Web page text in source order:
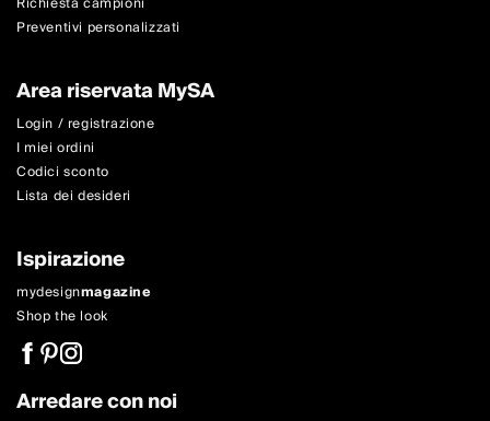
Preventivi personalizzati
Area riservata MySA
Login / registrazione
I miei ordini
Codici sconto
Lista dei desideri
Ispirazione
mydesignmagazine
Shop the look
Arredare con noi